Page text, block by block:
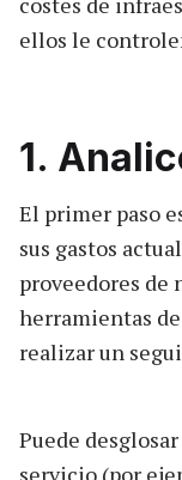
ellos le
1.
El primer paso
sus gastos
proveedores de
herramientas
realizar un
Puede
servicio (por